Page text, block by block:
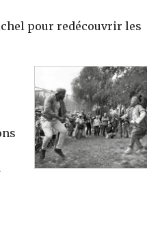
pour redécouvrir les